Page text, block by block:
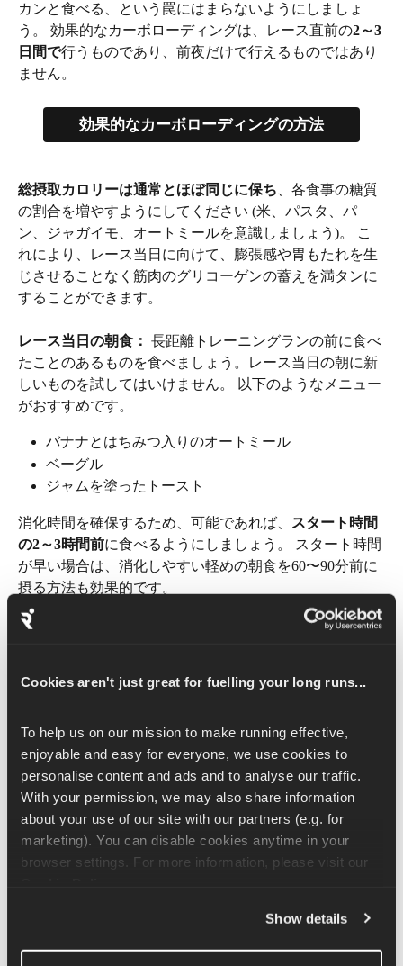
Cookies aren't just great for fuelling your long runs...
To help us on our mission to make running effective,
enjoyable and easy for everyone, we use cookies to
personalise content and ads and to analyse our traffic.
With your permission, we may also share information
about your use of our site with our partners (e.g. for
marketing). You can disable cookies anytime in your
Show details
カンと食べる、という罠にはまらないようにしましょ
う。 効果的なカーボローディングは、レース直前の2～3
日間で行うものであり、前夜だけで行えるものではあり
ません。
効果的なカーボローディングの方法
総摂取カロリーは通常とほぼ同じに保ち 、各食事の糖質
の割合を増やすようにしてください (米、パスタ、パ
ン、ジャガイモ、オートミールを意識しましょう)。 こ
れにより、レース当日に向けて、膨張感や胃もたれを生
じさせることなく筋肉のグリコーゲンの蓄えを満タンに
することができます。
レース当日の朝食： 長距離トレーニングランの前に食べ
たことのあるものを食べましょう。レース当日の朝に新
しいものを試してはいけません。 以下のようなメニュー
がおすすめです。
バナナとはちみつ入りのオートミール
ベーグル
ジャムを塗ったトースト
消化時間を確保するため、可能であれば、
スタート時間
の2～3時間前に食べるようにしましょう。 スタート時間
が早い場合は、消化しやすい軽めの朝食を60〜90分前に
摂る方法も効果的です。
この点について、Runnaアプリ内の「 栄養ガイド」で
に関する全情報などを含め、さらに詳しく解説していま
Runnaのレース当日用栄養チェックリスト
5. レース中の補給食とジェル
これは、最もよく寄せられる質問の一つです。何よりも
重要なルールは、これまでのトレーニングで実際に試し
たことのある補給食のみを使用することです。
20kmを過ぎてからジェ
する、糖質の含有量が少なめのジェルに変える、トレー